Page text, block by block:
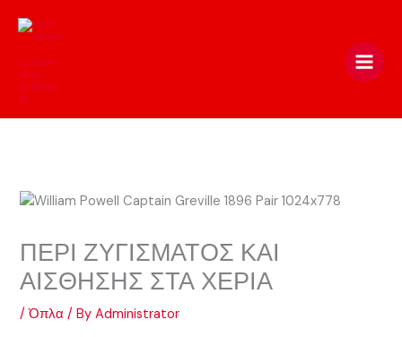
content
ΠΕΡΙ ΖΥΓΙΣΜΑΤΟΣ ΚΑΙ
ΑΙΣΘΗΣΗΣ ΣΤΑ ΧΕΡΙΑ
/Όπλα / ByAdministrator